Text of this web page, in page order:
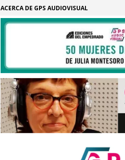
ACERCA DE GPS AUDIOVISUAL